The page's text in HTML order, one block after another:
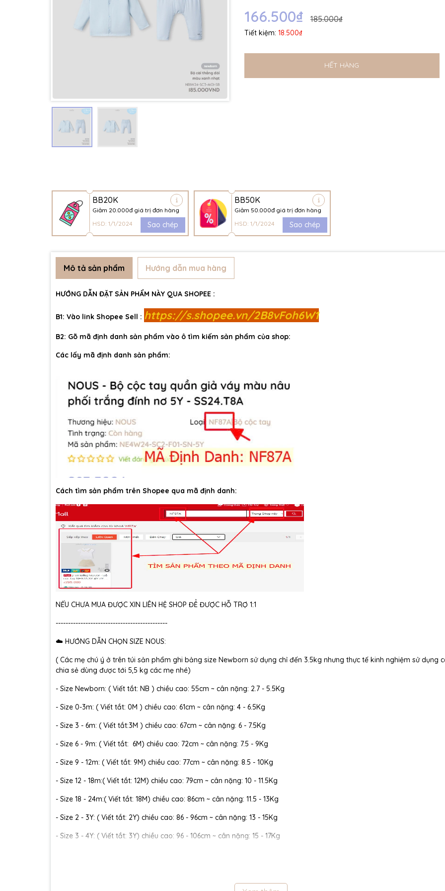
166.500₫ 185.000₫
Tiết kiệm: 18.500₫
HẾT HÀNG
BB20K
Giảm 20.000đ giá trị đơn hàng
HSD: 1/1/2024
Sao chép
BB50K
Giảm 50.000đ giá trị đơn hàng
HSD: 1/1/2024
Sao chép
Điều kiện:
Mô tả sản phẩm Hướng dẫn mua hàng
HƯỚNG DẪN ĐẶT SẢN PHẨM NÀY QUA SHOPEE :
B1: Vào link Shopee Sell : https://s.shopee.vn/2B8vFoh6W1
B2: Gõ mã định danh sản phẩm vào ô tìm kiếm sản phẩm của shop:
Các lấy mã định danh sản phẩm:
Cách tìm sản phẩm trên Shopee qua mã định danh:
NẾU CHƯA MUA ĐƯỢC XIN LIÊN HỆ SHOP ĐỂ ĐƯỢC HỖ TRỢ 1:1
---------------------------------------------
☁️ HƯỚNG DẪN CHỌN SIZE NOUS:
( Các mẹ chú ý ở trên túi sản phẩm ghi bảng size Newborn sử dụng chỉ đến 3.5kg nhưng thực tế kinh nghiệm sử dụng
chia sẻ dùng được tới 5,5 kg các mẹ nhé)
- Size Newborn: ( Viết tắt: NB ) chiều cao: 55cm ~ cân nặng: 2.7 - 5.5Kg
- Size 0-3m: ( Viết tắt: 0M ) chiều cao: 61cm ~ cân nặng: 4 - 6.5Kg
- Size 3 - 6m: ( Viết tắt:3M ) chiều cao: 67cm ~ cân nặng: 6 - 7.5Kg
- Size 6 - 9m: ( Viết tắt: 6M) chiều cao: 72cm ~ cân nặng: 7.5 - 9Kg
- Size 9 - 12m: ( Viết tắt: 9M) chiều cao: 77cm ~ cân nặng: 8.5 - 10Kg
- Size 12 - 18m:( Viết tắt: 12M) chiều cao: 79cm ~ cân nặng: 10 - 11.5Kg
- Size 18 - 24m:( Viết tắt: 18M) chiều cao: 86cm ~ cân nặng: 11.5 - 13Kg
- Size 2 - 3Y: ( Viết tắt: 2Y) chiều cao: 86 - 96cm ~ cân nặng: 13 - 15Kg
- Size 3 - 4Y: ( Viết tắt: 3Y) chiều cao: 96 - 106cm ~ cân nặng: 15 - 17Kg